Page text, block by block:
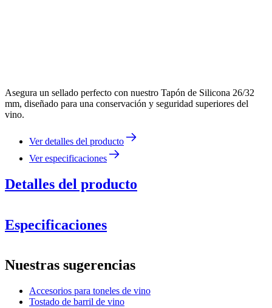
Asegura un sellado perfecto con nuestro Tapón de Silicona 26/32
mm, diseñado para una conservación y seguridad superiores del
vino.
Ver detalles del producto
Ver especificaciones
Detalles del producto
Especificaciones
Número de productoBRSI30
Dimensiones (AnxAlxP cm)
Nuestras sugerencias
Accesorios para toneles de vino
Tostado de barril de vino